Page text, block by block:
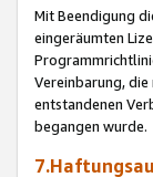
Mit Beendigung
eingeräumten
Vereinbarung,
entstandenen
begangen wurde.